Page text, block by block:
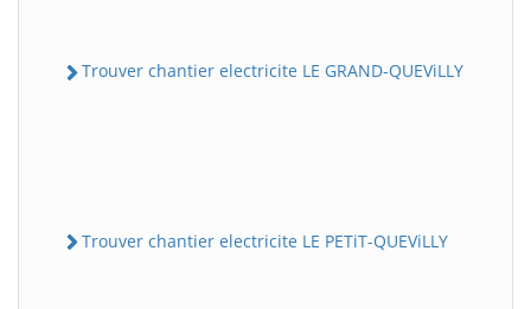
Trouver chantier electricite LE GRAND-QUEViLLY
Trouver chantier electricite LE PETiT-QUEViLLY